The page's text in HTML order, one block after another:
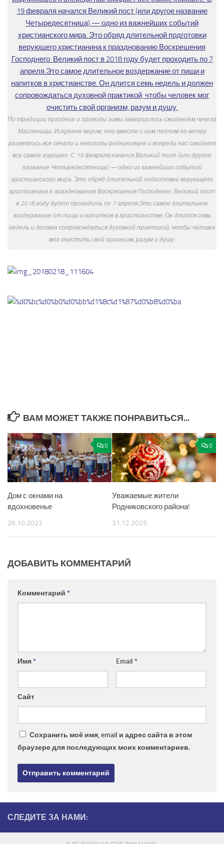
По традиции праздник и проводы зимы завершились сжиганием чучела
Масленицы. Искренне верим, что вместе с ним пеплом по ветру
развеялись все печали и невзгоды родниковцев и впереди нас ожидает
все самое хорошее. С 19 февраля начался Великий пост (или другое
название Четыредесятница) — одно из важнейших событий
христианского мира. Это обряд длительной подготовки верующего
христианина к празднованию Воскрешения Господнего. Великий пост
в 2018 году будет проходить по 7 апреля.Это самое длительное
воздержание от пищи и напитков в христианстве. Он длится семь
недель и должен сопровождаться духовной практикой, чтобы человек
мог очистить свой организм, разум и душу.
ВАМ МОЖЕТ ТАКЖЕ ПОНРАВИТЬСЯ...
0
Дом с окнами на
вдохновенье
26.10.2023
0
Уважаемые жители
Родниковского района!
31.12.2025
ДОБАВИТЬ КОММЕНТАРИЙ
Комментарий *
Имя* Email *
Сайт
Сохранить моё имя, email и адрес сайта в этом
браузере для последующих моих комментариев.
СЛЕДИТЕ ЗА НАМИ: